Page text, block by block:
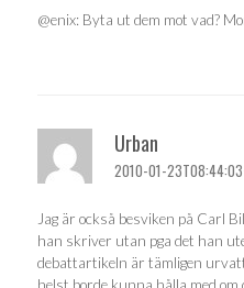
@enix: Byta ut dem mot vad?
Urban
2010-01-
Jag är också besviken på Carl
han skriver utan pga det han
debattartikeln är tämligen
helst borde kunna hålla med